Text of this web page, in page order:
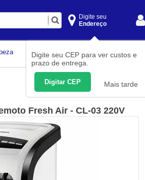
Digite seu
Endereço
Digite seu CEP para ver custos e
prazo de entrega.
Digitar CEP Mais tarde
Construção Civil
Medição
Fresh Air - CL-03 220V